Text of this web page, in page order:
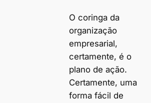
O coringa da
organização
empresarial,
certamente, é o
plano de ação.
Certamente, uma
forma fácil de